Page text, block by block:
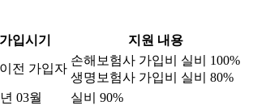
입시기 지원 내용
전 가입자
손해보험사 가입비 실비 100%
생명보험사 가입비 실비 80%
03월
실비 90%